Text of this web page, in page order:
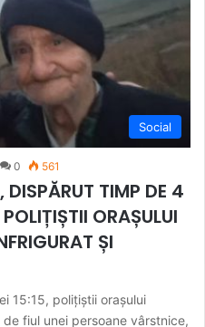
Social
0 561
TIMP DE 4
ORAȘULUI
ȘI
15:15, polițiștii orașului
fiul unei persoane vârstnice,